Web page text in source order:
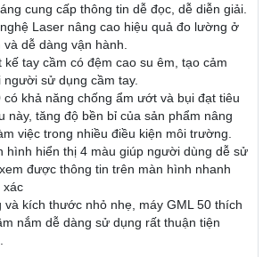
cung cấp thông tin dễ đọc, dễ diễn giải.
Laser nâng cao hiệu quả đo lường ở
dễ dàng vận hành.
kế tay cầm có đệm cao su êm, tạo cảm
người sử dụng cầm tay.
có khả năng chống ẩm ướt và bụi đạt tiêu
này, tăng độ bền bỉ của sản phẩm nâng
việc trong nhiều điều kiện môi trường.
hình hiển thị 4 màu giúp người dùng dễ sử
được thông tin trên màn hình nhanh
xác
kích thước nhỏ nhẹ, máy GML 50 thích
nắm dễ dàng sử dụng rất thuận tiện